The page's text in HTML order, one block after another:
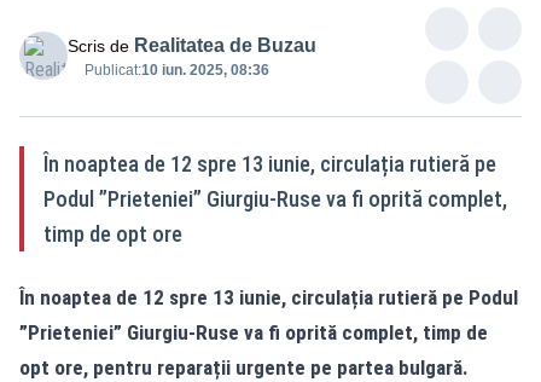
Scris de Realitatea de Buzau
Publicat:10 iun. 2025, 08:36
În noaptea de 12 spre 13 iunie, circulația rutieră pe
Podul ”Prieteniei” Giurgiu-Ruse va fi oprită complet,
timp de opt ore
În noaptea de 12 spre 13 iunie, circulația rutieră pe Podul
”Prieteniei” Giurgiu-Ruse va fi oprită complet, timp de
opt ore, pentru reparații urgente pe partea bulgară.